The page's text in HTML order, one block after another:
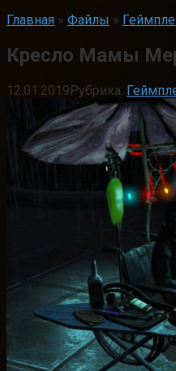
Главная » Файлы »
Кресло Мамы
12.01.2019Рубрика: